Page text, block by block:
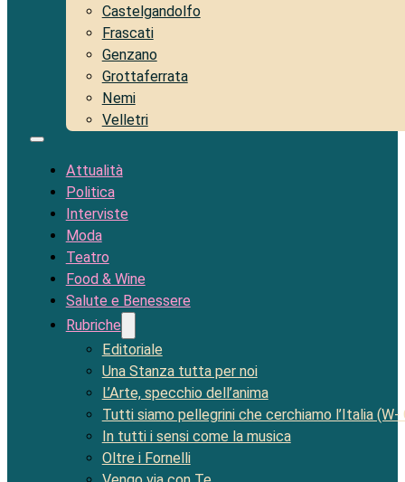
Castelgandolfo
Frascati
Genzano
Grottaferrata
Nemi
Velletri
Attualità
Politica
Interviste
Moda
Teatro
Food & Wine
Salute e Benessere
Rubriche
Editoriale
Una Stanza tutta per noi
L’Arte, specchio dell’anima
Tutti siamo pellegrini che cerchiamo l’Italia (W-
In tutti i sensi come la musica
Oltre i Fornelli